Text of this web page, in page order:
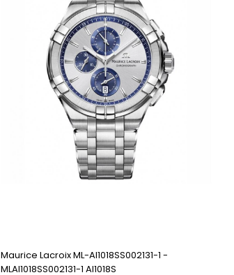
Maurice Lacroix ML-AI1018SS002131-1 -
MLAI1018SS002131-1 AI1018S